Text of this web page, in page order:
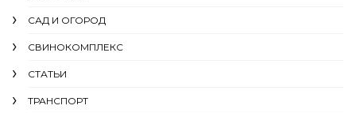
САД И ОГОРОД
СВИНОКОМПЛЕКС
СТАТЬИ
ТРАНСПОРТ